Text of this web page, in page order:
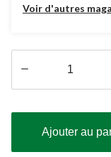
Voir d'autres
à
Ajouter au